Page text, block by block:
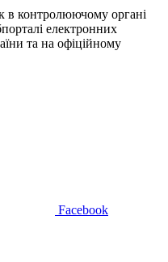
в контролюючому органі
електронних
та на офіційному
Facebook